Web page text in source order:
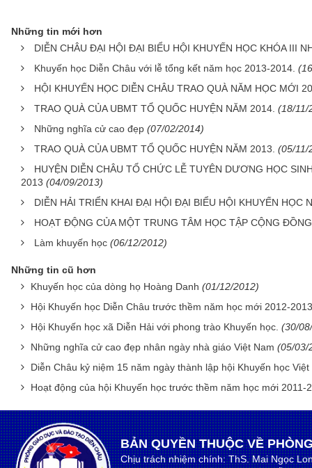
Những tin mới hơn
DIỄN CHÂU ĐẠI HỘI ĐẠI BIỂU HỘI KHUYẾN HỌC KHÓA III
Khuyến học Diễn Châu với lễ tổng kết năm học 2013-2014.
HỘI KHUYẾN HỌC DIỄN CHÂU TRAO QUÀ NĂM HỌC MỚI
TRAO QUÀ CỦA UBMT TỔ QUỐC HUYỆN NĂM 2014. (18/11/
Những nghĩa cử cao đẹp (07/02/2014)
TRAO QUÀ CỦA UBMT TỔ QUỐC HUYỆN NĂM 2013. (05/11/
HUYỆN DIỄN CHÂU TỔ CHỨC LỄ TUYÊN DƯƠNG HỌC
2013 (04/09/2013)
DIỄN HẢI TRIỂN KHAI ĐẠI HỘI ĐẠI BIỂU HỘI KHUYẾN HỌC
HOẠT ĐỘNG CỦA MỘT TRUNG TÂM HỌC TẬP CỘNG
Làm khuyến học (06/12/2012)
Những tin cũ hơn
Khuyến học của dòng họ Hoàng Danh (01/12/2012)
Hội Khuyến học Diễn Châu trước thềm năm học mới 2012-2013
Hội Khuyến học xã Diễn Hải với phong trào Khuyến học. (30/
Những nghĩa cử cao đẹp nhân ngày nhà giáo Việt Nam (05/03/
Diễn Châu kỷ niệm 15 năm ngày thành lập hội Khuyến học
Hoạt động của hội Khuyến học trước thềm năm học mới 2011-
BẢN QUYỀN THUỘC VỀ
Chịu trách nhiệm chính: ThS. Mai Ngọc